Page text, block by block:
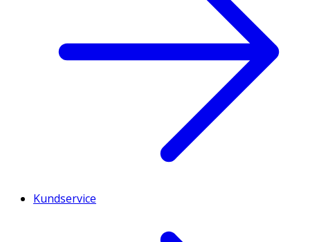
Kundservice